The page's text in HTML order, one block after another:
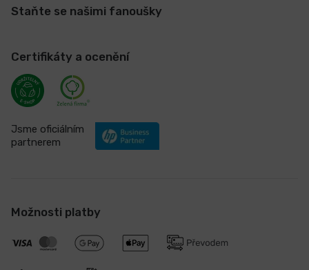
Staňte se našimi fanoušky
Certifikáty a ocenění
Jsme oficiálním
partnerem
Možnosti platby